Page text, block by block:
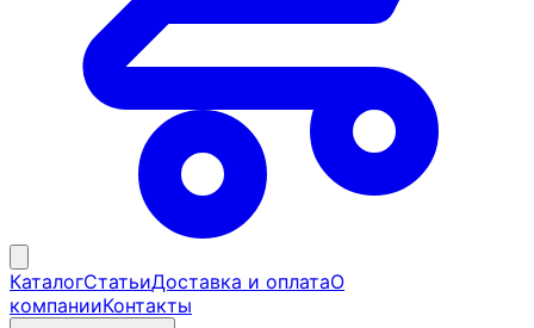
КаталогСтатьиДоставка и оплатаО
компанииКонтакты